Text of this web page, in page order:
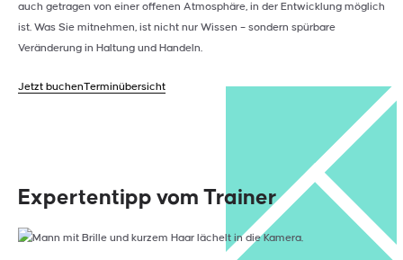
auch getragen von einer offenen Atmosphäre, in der Entwicklung möglich
ist. Was Sie mitnehmen, ist nicht nur Wissen – sondern spürbare
Veränderung in Haltung und Handeln.
Jetzt buchenTerminübersicht
Expertentipp vom Trainer